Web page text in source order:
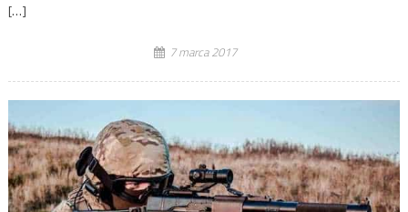
[…]
7 marca 2017